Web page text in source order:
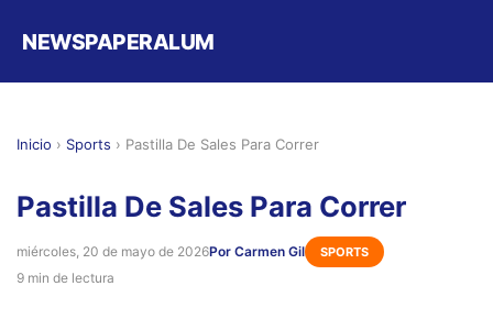
NEWSPAPERALUM
Inicio › Sports › Pastilla De Sales Para Correr
Pastilla De Sales Para Correr
miércoles, 20 de mayo de 2026Por Carmen Gil SPORTS
9 min de lectura